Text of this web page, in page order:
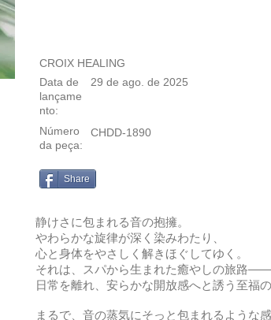
CROIX HEALING
29 de ago. de 2025
Data de
lançame
nto:
Número
da peça:
CHDD-1890
Share
静けさに包まれる音の抱擁。
やわらかな旋律が深く染みわたり、
心と身体をやさしく解きほぐしてゆく。
それは、スパから生まれた癒やしの旅路——
日常を離れ、安らかな開放感へと誘う至福
まるで、音の蒸気にそっと包まれるような感